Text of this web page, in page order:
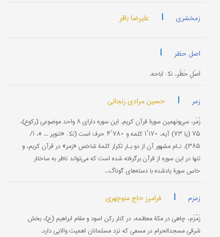
زمخشری | علیرضا باقر
اصل حظر |
اَصْلِ حَظْر، نک‍ : اباحه.
زمر | حسین مرادی زنجانی
زُمَر، سی‌ونهمین سورۀ قرآن کریم. این سوره دارای ۸ واحد موضوعی (ركوع)،
۷۵ (یا ۷۳) آیه، ۱۷۰‘۱ كلمه و ۷۸۰‘۴ حرف است (نک‍ : «تنویر ... »، ۱/
۳۸۵). نـام مشهور آن از دو بـار تکرار كلمۀ شاخص «زمر‌» در قرآن‌ کریم، و
تنها در اين‌ سوره از قرآن برگرفته شده است که می‌تواند ناظر به ساختار
خاص سورۀ یادشده با دسته‌های گوناگ...
زمزم | فرامرز حاج منوچهری
زَمْزَم، چاهی در مکۀ معظمه، در کنار رکن اسود و مقام ابراهیم (ع)، بخش
شرقی مسجدالحرام در مسعى که نزد مسلمانان اهمیت والایی دارد.